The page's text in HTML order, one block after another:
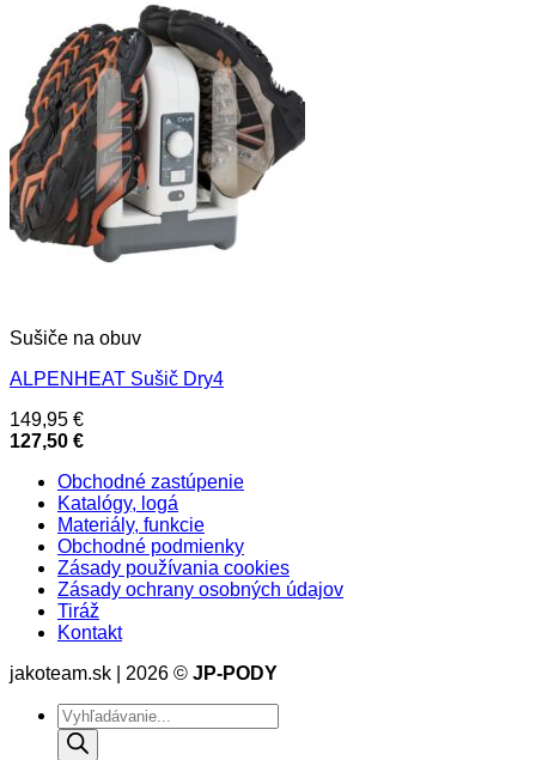
Sušiče na obuv
ALPENHEAT Sušič Dry4
149,95 €
127,50 €
Obchodné zastúpenie
Katalógy, logá
Materiály, funkcie
Obchodné podmienky
Zásady používania cookies
Zásady ochrany osobných údajov
Tiráž
Kontakt
jakoteam.sk | 2026 © JP-PODY
Products
search